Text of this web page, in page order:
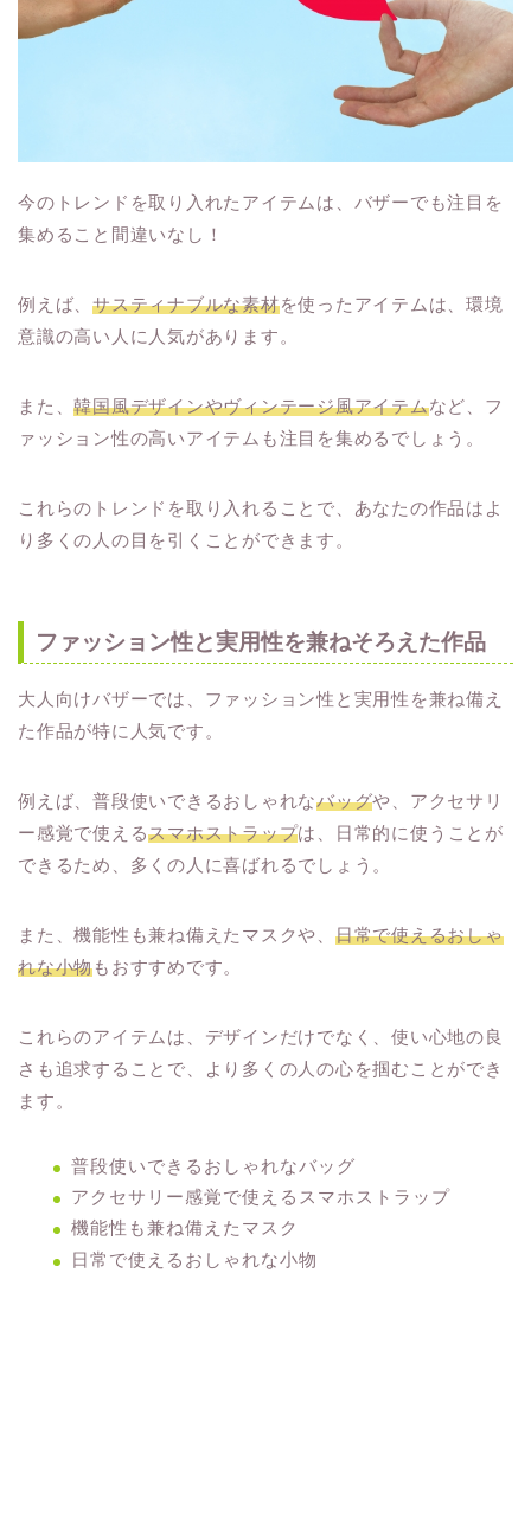
今のトレンドを取り入れたアイテムは、バザーでも注目を
集めること間違いなし！
例えば、サスティナブルな素材を使ったアイテムは、環境
意識の高い人に人気があります。
また、韓国風デザインやヴィンテージ風アイテムなど、フ
ァッション性の高いアイテムも注目を集めるでしょう。
これらのトレンドを取り入れることで、あなたの作品はよ
り多くの人の目を引くことができます。
ファッション性と実用性を兼ねそろえた作品
大人向けバザーでは、ファッション性と実用性を兼ね備え
た作品が特に人気です。
例えば、普段使いできるおしゃれなバッグや、アクセサリ
ー感覚で使えるスマホストラップは、日常的に使うことが
できるため、多くの人に喜ばれるでしょう。
また、機能性も兼ね備えたマスクや、 日常で使えるおしゃ
れな小物もおすすめです。
これらのアイテムは、デザインだけでなく、使い心地の良
さも追求することで、より多くの人の心を掴むことができ
ます。
普段使いできるおしゃれなバッグ
アクセサリー感覚で使えるスマホストラップ
機能性も兼ね備えたマスク
日常で使えるおしゃれな小物